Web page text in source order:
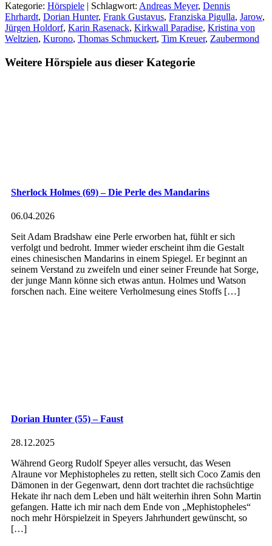
Kategorie: Hörspiele | Schlagwort: Andreas Meyer, Dennis
Ehrhardt, Dorian Hunter, Frank Gustavus, Franziska Pigulla, Jarow,
Jürgen Holdorf, Karin Rasenack, Kirkwall Paradise, Kristina von
Weltzien, Kurono, Thomas Schmuckert, Tim Kreuer, Zaubermond
Weitere Hörspiele aus dieser Kategorie
Sherlock Holmes (69) – Die Perle des Mandarins
06.04.2026
Seit Adam Bradshaw eine Perle erworben hat, fühlt er sich
verfolgt und bedroht. Immer wieder erscheint ihm die Gestalt
eines chinesischen Mandarins in einem Spiegel. Er beginnt an
seinem Verstand zu zweifeln und einer seiner Freunde hat Sorge,
der junge Mann könne sich etwas antun. Holmes und Watson
forschen nach. Eine weitere Verholmesung eines Stoffs […]
Dorian Hunter (55) – Faust
28.12.2025
Während Georg Rudolf Speyer alles versucht, das Wesen
Alraune vor Mephistopheles zu retten, stellt sich Coco Zamis den
Dämonen in der Gegenwart, denn dort trachtet die rachsüchtige
Hekate ihr nach dem Leben und hält weiterhin ihren Sohn Martin
gefangen. Hatte ich mir nach dem Ende von „Mephistopheles“
noch mehr Hörspielzeit in Speyers Jahrhundert gewünscht, so
[…]